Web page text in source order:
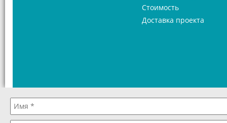
Стоимость
Доставка проекта